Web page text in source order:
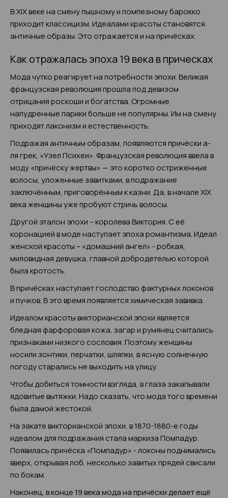
В XIX веке на смену пышному и помпезному барокко
приходит классицизм. Идеалами красоты становятся
античные образы. Это отражается и на причёсках.
Как отражалась эпоха 19 века в прическах
Мода чутко реагирует на потребности эпохи. Великая
французская революция прошла под девизом
отрицания роскоши и богатства. Огромные
напудренные парики больше не популярны. Им на смену
приходят лаконизм и естественность.
Подражая античным образам, появляются причёски а-
ля грек, «Узел Психеи». Французская революция ввела в
моду «причёску жертвы» — это коротко остриженные
волосы, уложенные завитками, в подражание
заключённым, приговорённым к казни. Да, в начале XIX
века женщины уже пробуют стричь волосы.
Другой эталон эпохи – королева Виктория. С её
коронацией в моде наступает эпоха романтизма. Идеал
женской красоты – «домашний ангел» - робкая,
миловидная девушка, главной добродетелью которой
была кротость.
В причёсках наступает господство фактурных локонов
и пучков. В это время появляется химическая завивка.
Идеалом красоты викторианской эпохи является
бледная фарфоровая кожа, загар и румянец считались
признаками низкого сословия. Поэтому женщины
носили зонтики, перчатки, шляпки, в ясную солнечную
погоду старались не выходить на улицу.
Чтобы добиться томности взгляда, в глаза закапывали
ядовитые вытяжки. Надо сказать, что мода того времени
была дамой жестокой.
На закате викторианской эпохи, в 1870-1880-е годы
идеалом для подражания стала маркиза Помпадур.
Появилась причёска «Помпадур» - локоны поднимались
вверх, открывая лоб, несколько завитых прядей свисали
по бокам.
Наконец, в конце 19 века мода на причёски делает ещё